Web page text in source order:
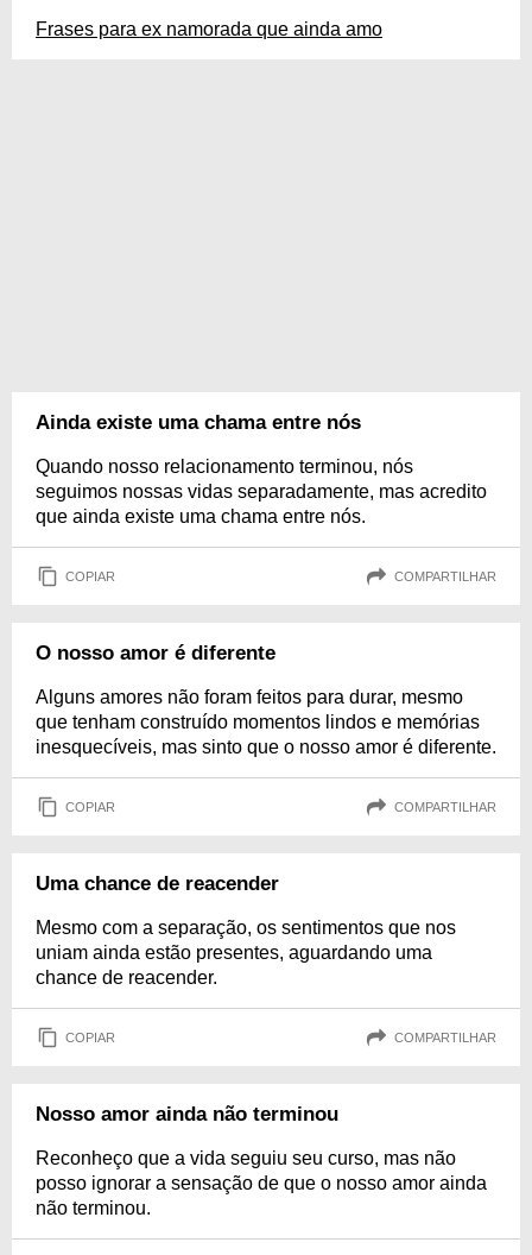
Frases para ex namorada que ainda amo
Ainda existe uma chama entre nós
Quando nosso relacionamento terminou, nós
seguimos nossas vidas separadamente, mas acredito
que ainda existe uma chama entre nós.
COPIAR COMPARTILHAR
O nosso amor é diferente
Alguns amores não foram feitos para durar, mesmo
que tenham construído momentos lindos e memórias
inesquecíveis, mas sinto que o nosso amor é diferente.
COPIAR COMPARTILHAR
Uma chance de reacender
Mesmo com a separação, os sentimentos que nos
uniam ainda estão presentes, aguardando uma
chance de reacender.
COPIAR COMPARTILHAR
Nosso amor ainda não terminou
Reconheço que a vida seguiu seu curso, mas não
posso ignorar a sensação de que o nosso amor ainda
não terminou.